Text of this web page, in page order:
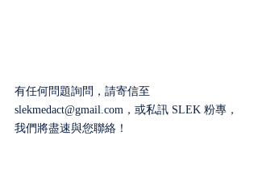
有任何問題詢問，請寄信至
slekmedact@gmail.com，或私訊 SLEK 粉專，
我們將盡速與您聯絡！